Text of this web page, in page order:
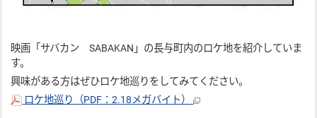
映画「サバカン SABAKAN」の長与町内のロケ地を紹介していま
す。
興味がある方はぜひロケ地巡りをしてみてください。
ロケ地巡り（PDF：2.18メガバイト）